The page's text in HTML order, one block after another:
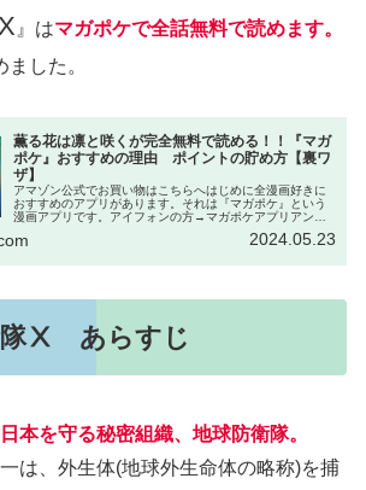
』はマガポケで全話無料で読めます。
した。
薫る花は凛と咲くが完全無料で読める！！『マガ
ポケ』おすすめの理由 ポイントの貯め方【裏ワ
ザ】
アマゾン公式でお買い物はこちらへはじめに全漫画好きに
おすすめのアプリがあります。それは『マガポケ』という
漫画アプリです。アイフォンの方→マガポケアプリアンド
ン公式無料漫画アプリ このアプ...
2024.05.23
隊Ⅹ あらすじ
本を守る秘密組織、地球防衛隊。
は、外生体(地球外生命体の略称)を捕